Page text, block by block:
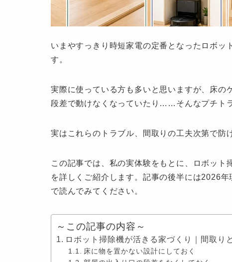
いまやすっきり時短家電の定番となったロボッ
す。
実際に使っている方も多いと思いますが、床の
段差で動けなくなっていたり……そんなプチト
実はこれらのトラブル、間取りの工夫次第で防
この記事では、私の実体験をもとに、
ロボット
を詳しくご紹介します。記事の後半には2026
で読んでみてください。
～この記事の内容～
ロボット掃除機が活きる家づくり｜間取り
床に物を置かない設計にしておく